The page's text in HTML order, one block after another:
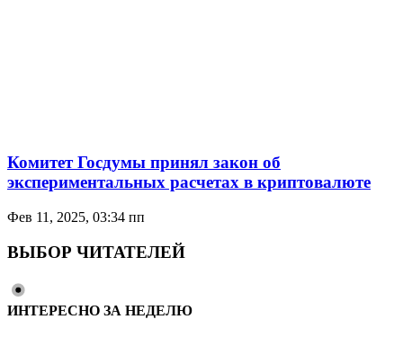
Комитет Госдумы принял закон об
экспериментальных расчетах в криптовалюте
Фев 11, 2025, 03:34 пп
ВЫБОР ЧИТАТЕЛЕЙ
ИНТЕРЕСНО ЗА НЕДЕЛЮ